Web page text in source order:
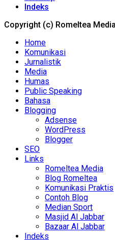
Indeks
Copyright (c) Romeltea
Home
Komunikasi
Jurnalistik
Media
Humas
Public Speaking
Bahasa
Blogging
Adsense
WordPress
Blogger
SEO
Links
Romeltea Media
Blog Romeltea
Komunikasi Praktis
Contoh Blog
Median Sport
Masjid Al Jabbar
Bazaar Al Jabbar
Indeks